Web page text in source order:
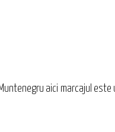
aici marcajul